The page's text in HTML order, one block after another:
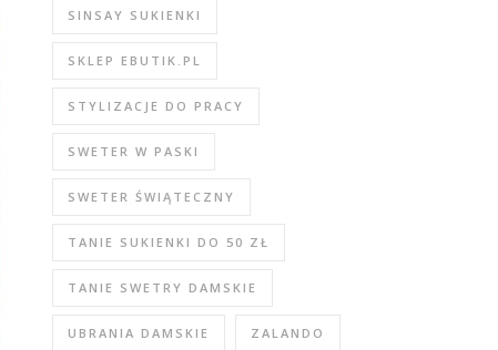
SINSAY SUKIENKI
SKLEP EBUTIK.PL
STYLIZACJE DO PRACY
SWETER W PASKI
SWETER ŚWIĄTECZNY
TANIE SUKIENKI DO 50 ZŁ
TANIE SWETRY DAMSKIE
UBRANIA DAMSKIE ZALANDO